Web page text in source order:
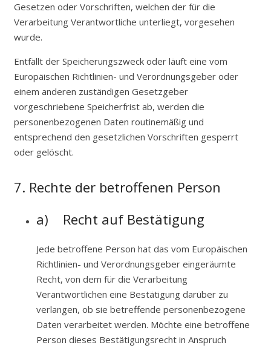
Gesetzen oder Vorschriften, welchen der für die
Verarbeitung Verantwortliche unterliegt, vorgesehen
wurde.
Entfällt der Speicherungszweck oder läuft eine vom
Europäischen Richtlinien- und Verordnungsgeber oder
einem anderen zuständigen Gesetzgeber
vorgeschriebene Speicherfrist ab, werden die
personenbezogenen Daten routinemäßig und
entsprechend den gesetzlichen Vorschriften gesperrt
oder gelöscht.
7. Rechte der betroffenen Person
a) Recht auf Bestätigung
Jede betroffene Person hat das vom Europäischen
Richtlinien- und Verordnungsgeber eingeräumte
Recht, von dem für die Verarbeitung
Verantwortlichen eine Bestätigung darüber zu
verlangen, ob sie betreffende personenbezogene
Daten verarbeitet werden. Möchte eine betroffene
Person dieses Bestätigungsrecht in Anspruch